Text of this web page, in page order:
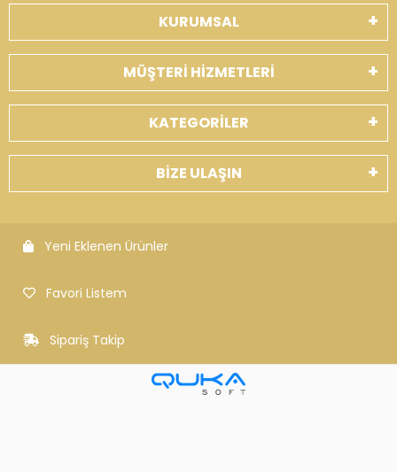
KURUMSAL
MÜŞTERİ HİZMETLERİ
KATEGORİLER
BİZE ULAŞIN
Yeni Eklenen Ürünler
Favori Listem
Sipariş Takip